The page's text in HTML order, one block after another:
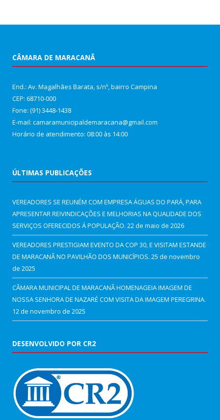
CÂMARA DE MARACANÃ
End.: Av. Magalhães Barata, s/nº, bairro Campina
CEP: 68710-000
Fone: (91) 3448-1438
E-mail: camaramunicipaldemaracana@gmail.com
Horário de atendimento: 08:00 às 14:00
ÚLTIMAS PUBLICAÇÕES
VEREADORES SE REUNÉM COM EMPRESA ÁGUAS DO PARÁ, PARA
APRESENTAR REIVINDICAÇÕES E MELHORIAS NA QUALIDADE DOS
SERVIÇOS OFERECIDOS Á POPULAÇÃO. 22 de maio de 2026
VEREADORES PRESTIGIAM EVENTO DA COP 30, E VISITAM ESTANDE
DE MARACANÃ NO PAVILHÃO DOS MUNICÍPIOS. 25 de novembro
de 2025
CÂMARA MUNICIPAL DE MARACANÃ HOMENAGEIA IMAGEM DE
NOSSA SENHORA DE NAZARÉ COM VISITA DA IMAGEM PEREGRINA.
12 de novembro de 2025
DESENVOLVIDO POR CR2